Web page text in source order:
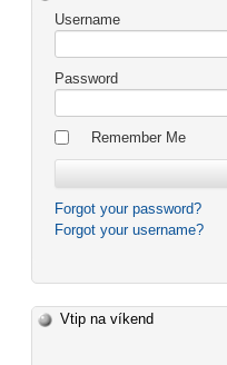
Username
Password
Remember Me
Forgot your password?
Forgot your username?
Vtip na víkend